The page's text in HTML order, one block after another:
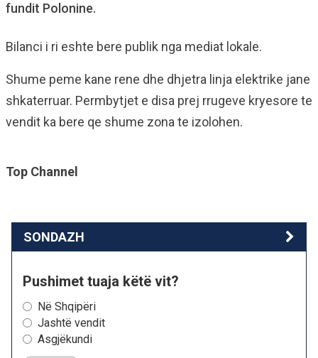
fundit Polonine.
Bilanci i ri eshte bere publik nga mediat lokale.
Shume peme kane rene dhe dhjetra linja elektrike jane
shkaterruar. Permbytjet e disa prej rrugeve kryesore te
vendit ka bere qe shume zona te izolohen.
Top Channel
SONDAZH
Pushimet tuaja këtë vit?
Në Shqipëri
Jashtë vendit
Asgjëkundi